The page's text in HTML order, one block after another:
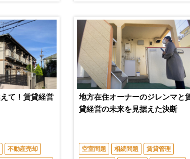
て！賃貸経営
不動産売却
地方在住オーナーのジレンマと
貸経営の未来を見据えた決断
空室問題 相続問題
賃貸管理